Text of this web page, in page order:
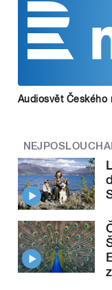
Audiosvět Českého